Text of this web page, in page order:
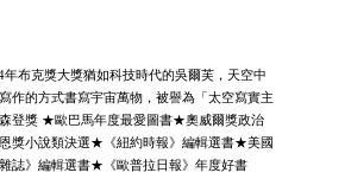
年布克獎大獎猶如科技時代的吳爾芙，天空中
作的方式書寫宇宙萬物，被譽為「太空寫實主
登獎 ★歐巴馬年度最愛圖書★奧威爾獎政治
獎小說類決選★《紐約時報》編輯選書★美國
誌》編輯選書★《歐普拉日報》年度好書